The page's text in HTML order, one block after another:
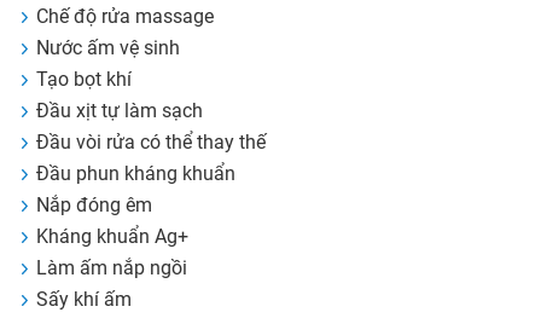
Chế độ rửa massage
Nước ấm vệ sinh
Tạo bọt khí
Đầu xịt tự làm sạch
Đầu vòi rửa có thể thay thế
Đầu phun kháng khuẩn
Nắp đóng êm
Kháng khuẩn Ag+
Làm ấm nắp ngồi
Sấy khí ấm